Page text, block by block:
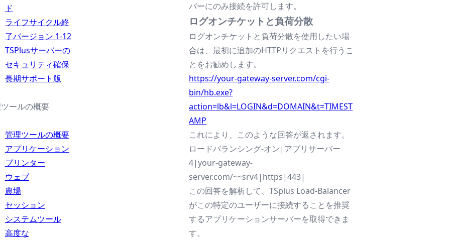
ド
ライフサイクル終
了バージョン 1-12
TSPlusサーバーの
セキュリティ確保
長期サポート版
ールの概要
管理ツールの概要
アプリケーション
プリンター
ウェブ
農場
セッション
システムツール
高度な
バーにのみ接続を許可します。
ログオンチケットと負荷分散
ログオンチケットと負荷分散を使用したい場
合は、最初に追加のHTTPリクエストを行うこ
とをお勧めします。
https://your-gateway-server.com/cgi-
bin/hb.exe?
action=lb&l=LOGIN&d=DOMAIN&t=TIMEST
AMP
これにより、このような回答が返されます。
ロードバランシング-オン|アプリサーバー
4|your-gateway-
server.com/~~srv4|https|443|
この回答を解析して、TSplus Load-Balancer
がこの特定のユーザーに接続することを推奨
するアプリケーションサーバーを取得できま
す。